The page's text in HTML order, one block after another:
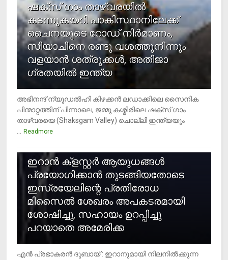
ഷക്സ് ​ഗാം താഴ്‌വരയിൽ
കടന്നുകയറി പാകിസ്ഥാനിലേക്ക്
ചൈനയുടെ റോഡ് നിർമാണം,
സിയാചിനെ രണ്ടു വശത്തുനിന്നും
വളയാൻ ശത്രുക്കൾ, അതിജാ​
ഗ്രതയിൽ ഇന്ത്യ
അഭിനന്ദ് ന്യൂഡൽഹി കിഴക്കൻ ലഡാക്കിലെ സൈനിക
പിന്മാറ്റത്തിന് പിന്നാലെ, ജമ്മു കശ്മീരിലെ ഷക്സ് ​ഗാം
താഴ്‌വരയെ (Shaksgam Valley) ചൊല്ലി ഇന്ത്യയും
Readmore
ഇറാന്‍ ക്‌ളസ്റ്റര്‍ ആയുധങ്ങള്‍
പ്രയോഗിക്കാന്‍ തുടങ്ങിയതോടെ
ഇസ്രയേലിന്റെ പ്രതിരോധ
മിസൈല്‍ ശേഖരം അപകടരമായി
ശോഷിച്ചു, സഹായം ഉറപ്പിച്ചു
പറയാതെ അമേരിക്ക
എന്‍ പ്രഭാകരന്‍ ദുബായ് : ഇറാനുമായി നിലനില്‍ക്കുന്ന